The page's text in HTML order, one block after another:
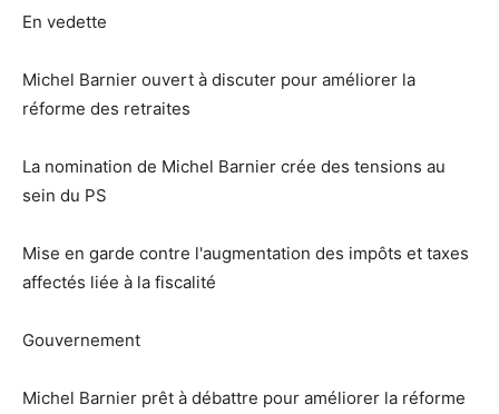
En vedette
Michel Barnier ouvert à discuter pour améliorer la
réforme des retraites
La nomination de Michel Barnier crée des tensions au
sein du PS
Mise en garde contre l'augmentation des impôts et taxes
affectés liée à la fiscalité
Gouvernement
Michel Barnier prêt à débattre pour améliorer la réforme